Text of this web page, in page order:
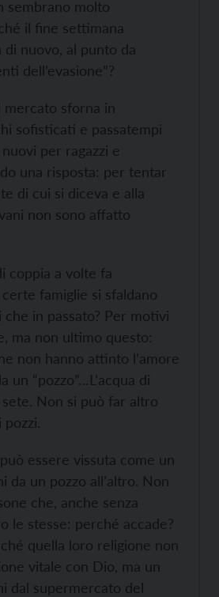
sembrano molto
il fine settimana
nuovo, al punto da
dell’evasione”?
mercato sforna in
sofisticati e passatempi
per ragazzi e
una risposta: per tentar
di cui si diceva e alla
non sono affatto
coppia a volte fa
famiglie si sfaldano
in passato? Per motivi
ma non ultimo questo:
non hanno attinto l’amore
un “pozzo”…L’acqua di
Non si può far altro
essere vissuta come un
da un pozzo all’altro. Non
che, anche senza
le stesse: perché accade?
quella loro religione non
vitale con Dio, ma un
dal supermercato del